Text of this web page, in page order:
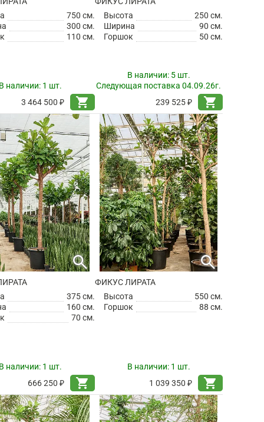
750 см.
300 см.
110 см.
наличии: 1 шт.
3 464 500 ₽
shopping_cart
Высота
250 см.
Ширина
90 см.
Горшок
50 см.
В наличии: 5 шт.
Следующая поставка 04.09.26г.
239 525 ₽
shopping_cart
search
375 см.
160 см.
70 см.
наличии: 1 шт.
666 250 ₽
shopping_cart
search
ФИКУС ЛИРАТА
Высота
550 см.
Горшок
88 см.
В наличии: 1 шт.
1 039 350 ₽
shopping_cart